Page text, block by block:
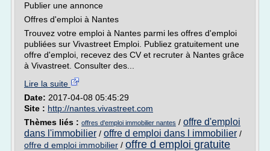
Publier une annonce
Offres d'emploi à Nantes
Trouvez votre emploi à Nantes parmi les offres d'emploi
publiées sur Vivastreet Emploi. Publiez gratuitement une
offre d'emploi, recevez des CV et recruter à Nantes grâce
à Vivastreet. Consulter des...
Lire la suite
Date: 2017-04-08 05:45:29
Site : http://nantes.vivastreet.com
Thèmes liés : offres d'emploi immobilier nantes / offre d'emploi
dans l'immobilier / offre d emploi dans l immobilier /
offre d emploi immobilier / offre d emploi gratuite